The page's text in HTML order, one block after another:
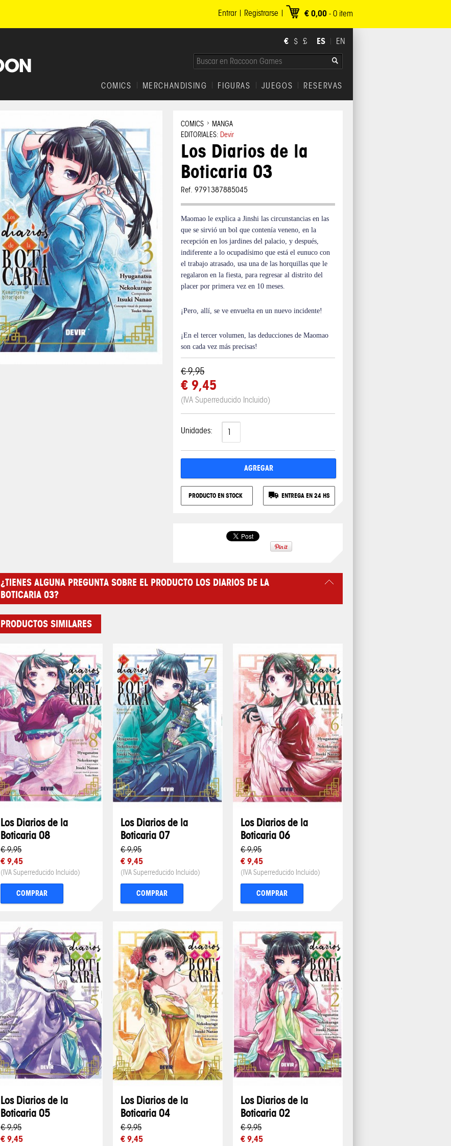
€ 0,00 - 0 item
Registrarse
Entrar
€ $ £ ES EN
RESERVAS
JUEGOS
FIGURAS
MERCHANDISING
COMICS
COMICS
MANGA
EDITORIALES: Devir
Los Diarios de la
Boticaria 03
Ref. 9791387885045
Maomao le explica a Jinshi las circunstancias en las
que se sirvió un bol que contenía veneno, en la
recepción en los jardines del palacio, y después,
indiferente a lo ocupadísimo que está el eunuco con
el trabajo atrasado, usa una de las horquillas que le
regalaron en la fiesta, para regresar al distrito del
placer por primera vez en 10 meses.
¡Pero, allí, se ve envuelta en un nuevo incidente!
¡En el tercer volumen, las deducciones de Maomao
son cada vez más precisas!
€ 9,95
€ 9,45
(IVA Superreducido Incluido)
Unidades:
AGREGAR
PRODUCTO EN STOCK ENTREGA EN 24 HS
¿TIENES ALGUNA PREGUNTA SOBRE EL PRODUCTO LOS DIARIOS DE LA
BOTICARIA 03?
PRODUCTOS SIMILARES
Los Diarios de la
Boticaria 08
€ 9,95
€ 9,45
(IVA Superreducido Incluido)
COMPRAR
Los Diarios de la
Boticaria 07
€ 9,95
€ 9,45
(IVA Superreducido Incluido)
COMPRAR
Los Diarios de la
Boticaria 06
€ 9,95
€ 9,45
(IVA Superreducido Incluido)
COMPRAR
Los Diarios de la
Boticaria 05
€ 9,95
€ 9,45
Los Diarios de la
Boticaria 04
€ 9,95
€ 9,45
Los Diarios de la
Boticaria 02
€ 9,95
€ 9,45